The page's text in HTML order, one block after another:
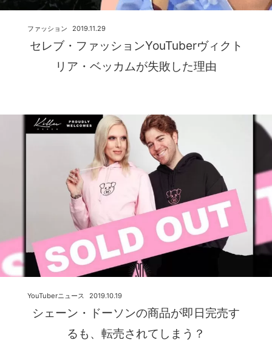
セレブ・ファッションYouTuberヴィクト
リア・ベッカムが失敗した理由
2019.11.29
ファッション
シェーン・ドーソンの商品が即日完売す
るも、転売されてしまう？
2019.10.19
YouTuberニュース